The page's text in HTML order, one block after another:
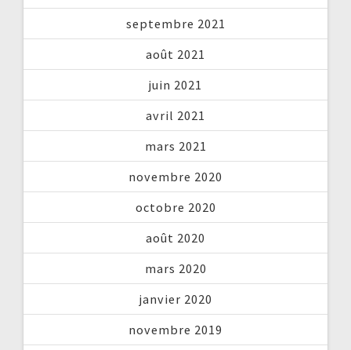
septembre 2021
août 2021
juin 2021
avril 2021
mars 2021
novembre 2020
octobre 2020
août 2020
mars 2020
janvier 2020
novembre 2019